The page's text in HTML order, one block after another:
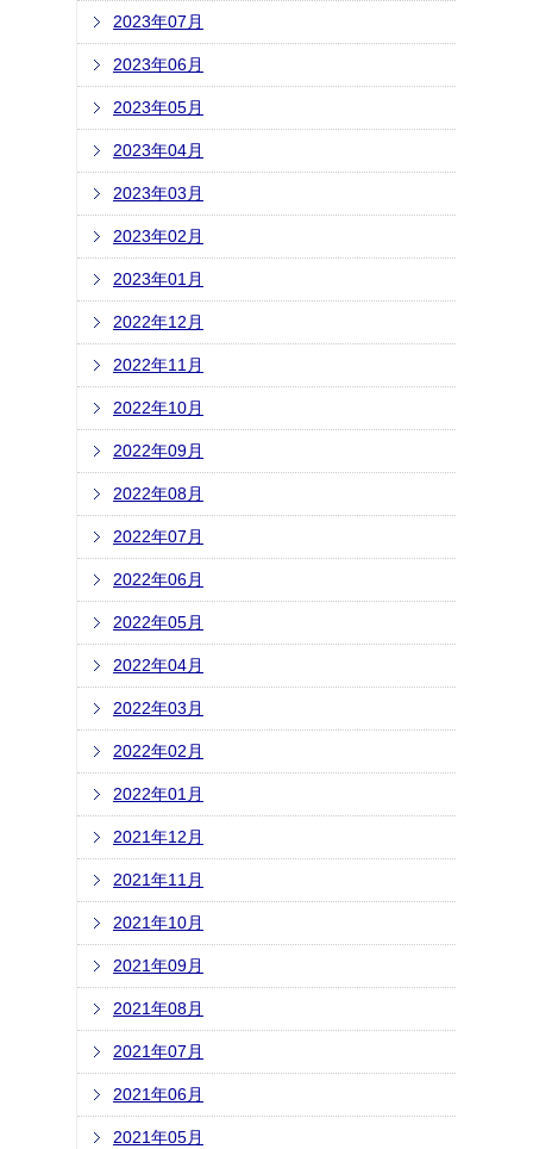
2023年07月
2023年06月
2023年05月
2023年04月
2023年03月
2023年02月
2023年01月
2022年12月
2022年11月
2022年10月
2022年09月
2022年08月
2022年07月
2022年06月
2022年05月
2022年04月
2022年03月
2022年02月
2022年01月
2021年12月
2021年11月
2021年10月
2021年09月
2021年08月
2021年07月
2021年06月
2021年05月